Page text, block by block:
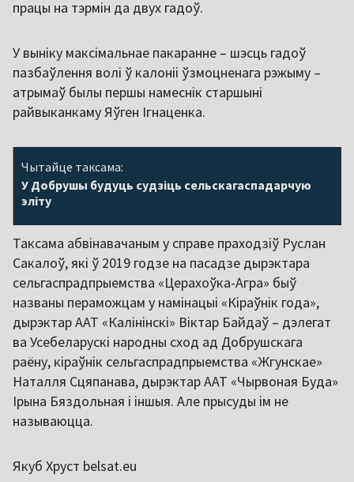
працы на тэрмін да двух гадоў.
У выніку максімальнае пакаранне – шэсць гадоў
пазбаўлення волі ў калоніі ўзмоцненага рэжыму –
атрымаў былы першы намеснік старшыні
райвыканкаму Яўген Ігнаценка.
Чытайце таксама:
У Добрушы будуць судзіць сельскагаспадарчую
эліту
Таксама абвінавачаным у справе праходзіў Руслан
Сакалоў, які ў 2019 годзе на пасадзе дырэктара
сельгаспрадпрыемства «Церахоўка-Агра» быў
названы пераможцам у намінацыі «Кіраўнік года»,
дырэктар ААТ «Калінінскі» Віктар Байдаў – дэлегат
ва Усебеларускі народны сход ад Добрушскага
раёну, кіраўнік сельгаспрадпрыемства «Жгунскае»
Наталля Сцяпанава, дырэктар ААТ «Чырвоная Буда»
Ірына Бяздольная і іншыя. Але прысуды ім не
называюцца.
Якуб Хруст belsat.eu